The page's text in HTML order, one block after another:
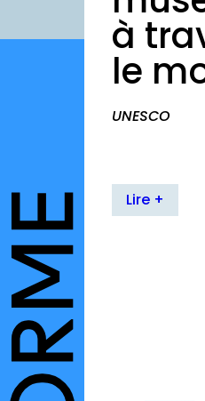
à
à
le
UNESCO
Lire +